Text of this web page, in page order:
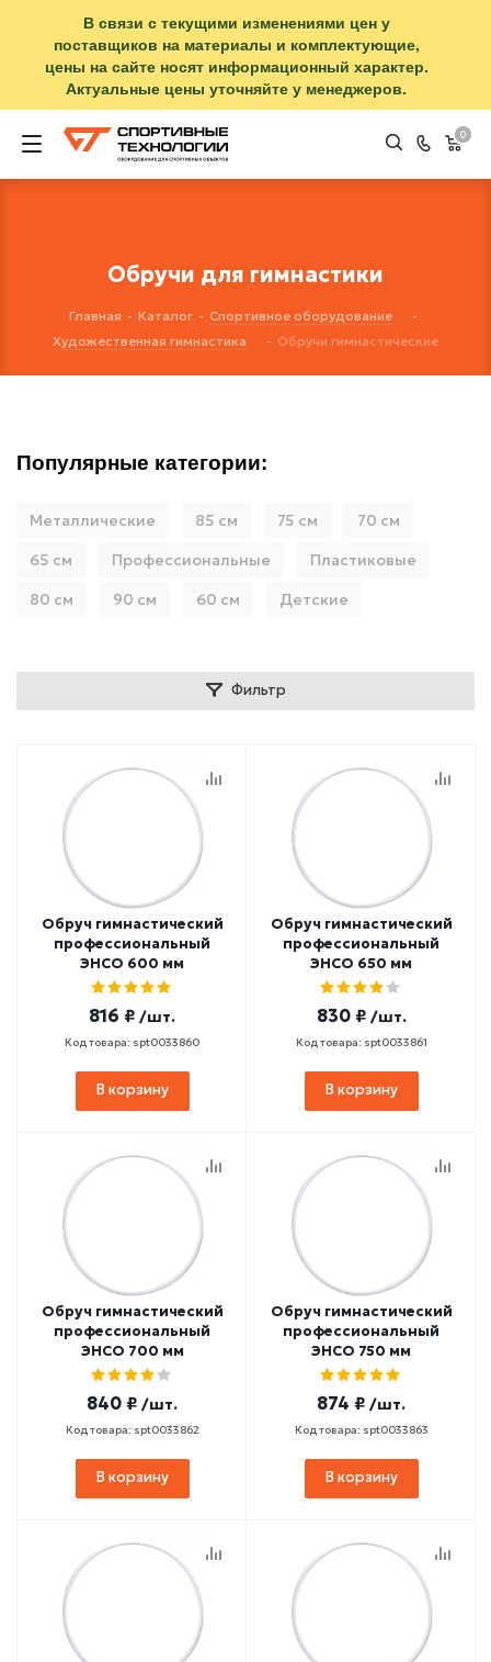
В связи с текущими изменениями цен у
поставщиков на материалы и комплектующие,
цены на сайте носят информационный характер.
Актуальные цены уточняйте у менеджеров.
0
Обручи для гимнастики
Главная - Каталог - Спортивное оборудование
-
Художественная гимнастика
- Обручи гимнастические
Популярные категории:
Металлические 85 см 75 см
70 см
65 см
Профессиональные
Пластиковые
80 см
90 см 60 см Детские
Фильтр
Обруч гимнастический
профессиональный
ЭНСО 600 мм
816 ₽ /шт.
Код товара: spt0033860
В корзину
Обруч гимнастический
профессиональный
ЭНСО 650 мм
830 ₽ /шт.
Код товара: spt0033861
В корзину
Обруч гимнастический
профессиональный
ЭНСО 700 мм
840 ₽ /шт.
Код товара: spt0033862
В корзину
Обруч гимнастический
профессиональный
ЭНСО 750 мм
874 ₽ /шт.
Код товара: spt0033863
В корзину